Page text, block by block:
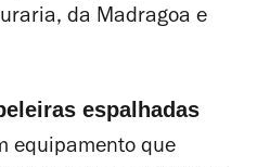
da Madragoa e
espalhadas
equipamento que